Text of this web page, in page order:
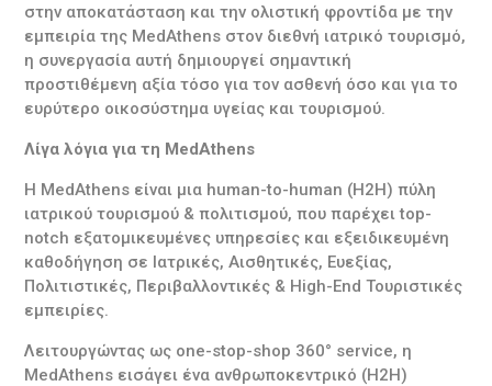
στην αποκατάσταση και την ολιστική φροντίδα με την
εμπειρία της MedAthens στον διεθνή ιατρικό τουρισμό,
η συνεργασία αυτή δημιουργεί σημαντική
προστιθέμενη αξία τόσο για τον ασθενή όσο και για το
ευρύτερο οικοσύστημα υγείας και τουρισμού.
Λίγα λόγια για τη MedAthens
Η MedAthens είναι μια human-to-human (H2H) πύλη
ιατρικού τουρισμού & πολιτισμού, που παρέχει top-
notch εξατομικευμένες υπηρεσίες και εξειδικευμένη
καθοδήγηση σε Ιατρικές, Αισθητικές, Ευεξίας,
Πολιτιστικές, Περιβαλλοντικές & High-End Τουριστικές
εμπειρίες.
Λειτουργώντας ως one-stop-shop 360° service, η
MedAthens εισάγει ένα ανθρωποκεντρικό (H2H)